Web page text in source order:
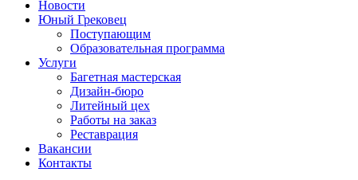
Новости
Юный Грековец
Поступающим
Образовательная программа
Услуги
Багетная мастерская
Дизайн-бюро
Литейный цех
Работы на заказ
Реставрация
Вакансии
Контакты